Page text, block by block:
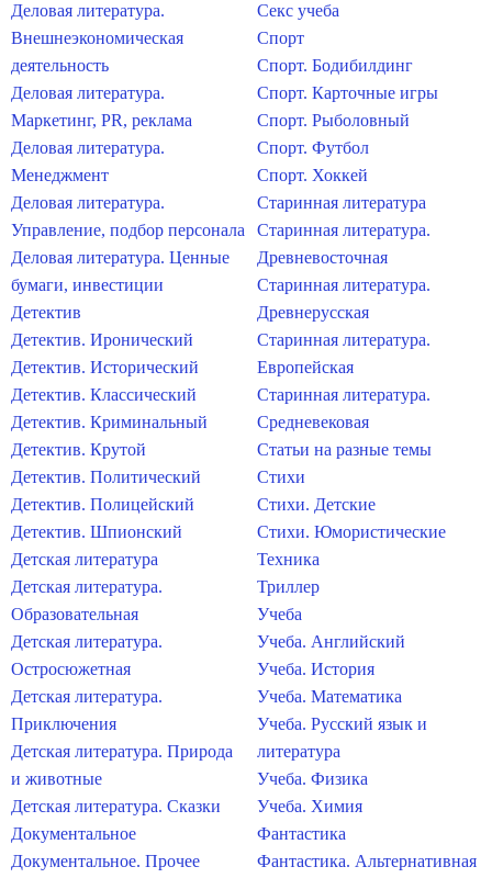
Деловая литература.
Внешнеэкономическая
деятельность
Деловая литература.
Маркетинг, PR, реклама
Деловая литература.
Менеджмент
Деловая литература.
Управление, подбор персонала
Деловая литература. Ценные
бумаги, инвестиции
Детектив
Детектив. Иронический
Детектив. Исторический
Детектив. Классический
Детектив. Криминальный
Детектив. Крутой
Детектив. Политический
Детектив. Полицейский
Детектив. Шпионский
Детская литература
Детская литература.
Образовательная
Детская литература.
Остросюжетная
Детская литература.
Приключения
Детская литература. Природа
и животные
Детская литература. Сказки
Документальное
Документальное. Прочее
Секс учеба
Спорт
Спорт. Бодибилдинг
Спорт. Карточные игры
Спорт. Рыболовный
Спорт. Футбол
Спорт. Хоккей
Старинная литература
Старинная литература.
Древневосточная
Старинная литература.
Древнерусская
Старинная литература.
Европейская
Старинная литература.
Средневековая
Статьи на разные темы
Стихи
Стихи. Детские
Стихи. Юмористические
Техника
Триллер
Учеба
Учеба. Английский
Учеба. История
Учеба. Математика
Учеба. Русский язык и
литература
Учеба. Физика
Учеба. Химия
Фантастика
Фантастика. Альтернативная